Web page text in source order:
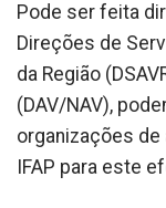
Pode ser feita
Direções de
da Região
(DAV/NAV),
organizações
IFAP para este